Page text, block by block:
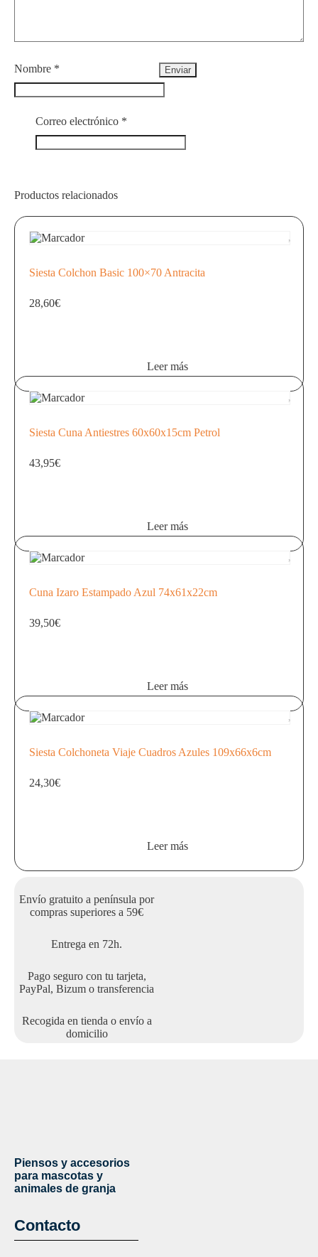
Nombre *
Correo electrónico *
Productos relacionados
Siesta Colchon Basic 100×70 Antracita
28,60€
Leer más
Siesta Cuna Antiestres 60x60x15cm Petrol
43,95€
Leer más
Cuna Izaro Estampado Azul 74x61x22cm
39,50€
Leer más
Siesta Colchoneta Viaje Cuadros Azules 109x66x6cm
24,30€
Leer más
Envío gratuito a península por
compras superiores a 59€
Entrega en 72h.
Pago seguro con tu tarjeta,
PayPal, Bizum o transferencia
Recogida en tienda o envío a
domicilio
Piensos y accesorios
para mascotas y
animales de granja
Contacto